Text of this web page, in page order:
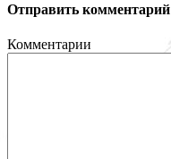
Отправить комментарий
Комментарии